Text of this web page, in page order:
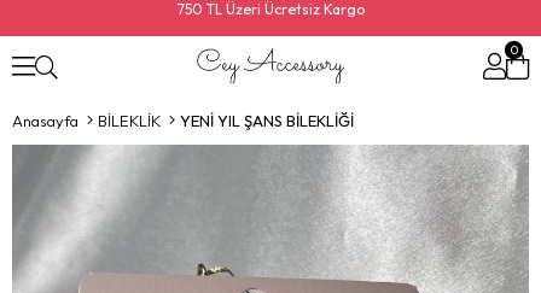
750 TL Üzeri Ücretsiz Kargo
0
Anasayfa BİLEKLİK YENİ YIL ŞANS BİLEKLİĞİ